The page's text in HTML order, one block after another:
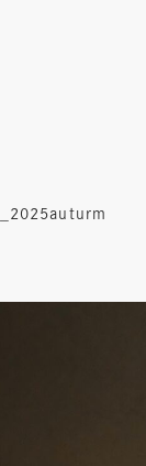
_2025auturm